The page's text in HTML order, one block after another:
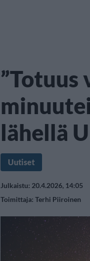
”Totuus
lähellä
Uutiset
Julkaistu: 20.4.2026, 14:05
Toimittaja: Terhi Piiroinen